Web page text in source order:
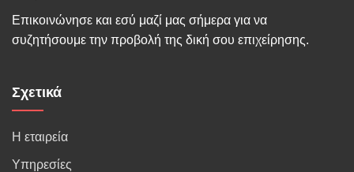
Επικοινώνησε και εσύ μαζί μας σήμερα για να
συζητήσουμε την προβολή της δική σου επιχείρησης.
Σχετικά
Η εταιρεία
Υπηρεσίες